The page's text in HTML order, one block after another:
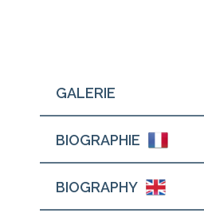
GALERIE
BIOGRAPHIE
BIOGRAPHY